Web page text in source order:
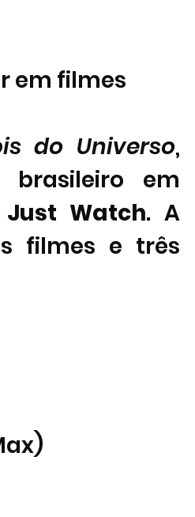
em filmes
do Universo,
em
Just Watch. A
filmes e três